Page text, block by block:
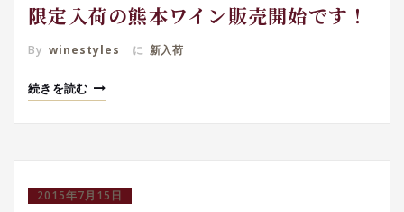
限定入荷の熊本ワイン販売開始です！
By winestyles に 新入荷
続きを読む
2015年7月15日